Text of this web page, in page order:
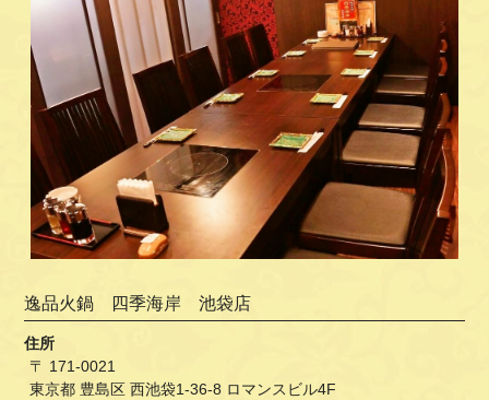
逸品火鍋 四季海岸 池袋店
住所
〒 171-0021
東京都 豊島区 西池袋1-36-8 ロマンスビル4F